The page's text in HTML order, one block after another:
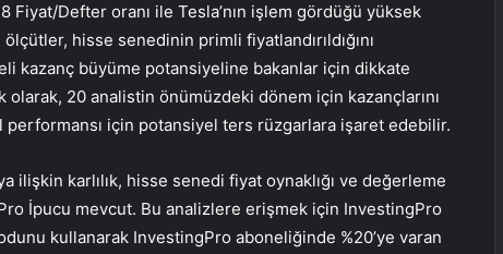
Fiyat/Defter oranı ile Tesla’nın işlem gördüğü yüksek
hisse senedinin primli fiyatlandırıldığını
kazanç büyüme potansiyeline bakanlar için dikkate
olarak, 20 analistin önümüzdeki dönem için kazançlarını
için potansiyel ters rüzgarlara işaret edebilir.
ilişkin karlılık, hisse senedi fiyat oynaklığı ve değerleme
İpucu mevcut. Bu analizlere erişmek için InvestingPro
kullanarak InvestingPro aboneliğinde %20’ye varan